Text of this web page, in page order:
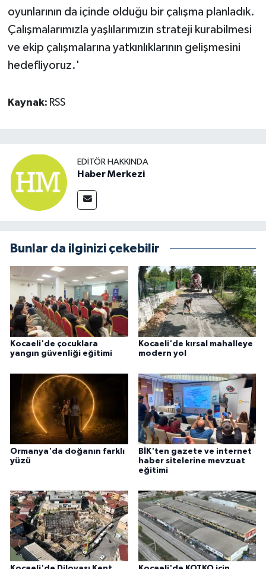
oyunlarının da içinde olduğu bir çalışma planladık.
Çalışmalarımızla yaşlılarımızın strateji kurabilmesi
ve ekip çalışmalarına yatkınlıklarının gelişmesini
hedefliyoruz.'
Kaynak: RSS
EDITÖR HAKKINDA
Haber Merkezi
Bunlar da ilginizi çekebilir
Kocaeli'de çocuklara
yangın güvenliği eğitimi
Kocaeli'de kırsal mahalleye
modern yol
Ormanya'da doğanın farklı
yüzü
BİK'ten gazete ve internet
haber sitelerine mevzuat
eğitimi